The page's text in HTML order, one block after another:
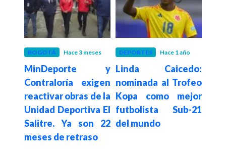
BOGOTÁ Hace 3 meses
MinDeporte y
Contraloría exigen
reactivar obras de la
Unidad Deportiva El
Salitre. Ya son 22
meses de retraso
DEPORTES Hace 1 año
Linda Caicedo:
nominada al Trofeo
Kopa como mejor
futbolista Sub-21
del mundo